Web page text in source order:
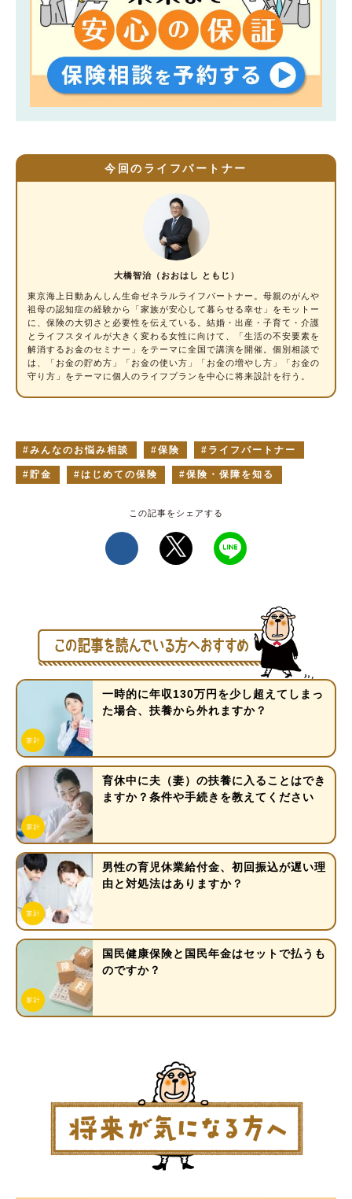
今回のライフパートナー
大橋智治（おおはし ともじ）
東京海上日動あんしん生命ゼネラルライフパートナー。母親のがんや
祖母の認知症の経験から「家族が安心して暮らせる幸せ」をモットー
に、保険の大切さと必要性を伝えている。結婚・出産・子育て・介護
とライフスタイルが大きく変わる女性に向けて、「生活の不安要素を
解消するお金のセミナー」をテーマに全国で講演を開催。個別相談で
は、「お金の貯め方」「お金の使い方」「お金の増やし方」「お金の
守り方」をテーマに個人のライフプランを中心に将来設計を行う。
みんなのお悩み相談 保険 ライフパートナー
貯金 はじめての保険 保険・保障を知る
一時的に年収130万円を少し超えてしまっ
た場合、扶養から外れますか？
育休中に夫（妻）の扶養に入ることはでき
ますか？条件や手続きを教えてください
男性の育児休業給付金、初回振込が遅い理
由と対処法はありますか？
国民健康保険と国民年金はセットで払うも
のですか？